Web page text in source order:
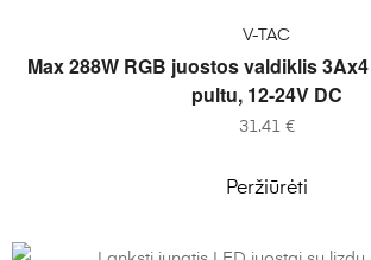
Į KREPŠELĮ
V-TAC
Max 288W RGB juostos valdiklis
pultu, 12-24V DC
31.41 €
Peržiūrėti